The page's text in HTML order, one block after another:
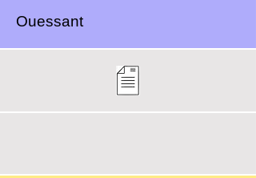
Ouessant